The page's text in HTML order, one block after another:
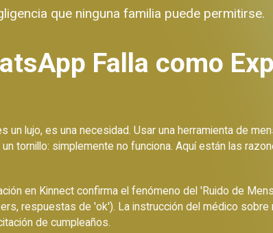
que ninguna familia puede permitirse.
Falla como
lujo, es una necesidad. Usar una herramienta de
tornillo: simplemente no funciona. Aquí están las
en Kinnect confirma el fenómeno del 'Ruido de
respuestas de 'ok'). La instrucción del médico sobre
de cumpleaños.